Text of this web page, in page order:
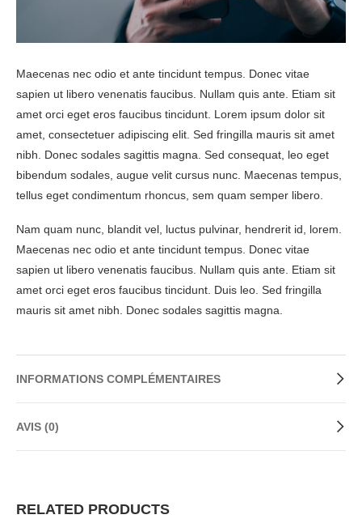
Maecenas nec odio et ante tincidunt tempus. Donec vitae
sapien ut libero venenatis faucibus. Nullam quis ante. Etiam sit
amet orci eget eros faucibus tincidunt. Lorem ipsum dolor sit
amet, consectetuer adipiscing elit. Sed fringilla mauris sit amet
nibh. Donec sodales sagittis magna. Sed consequat, leo eget
bibendum sodales, augue velit cursus nunc. Maecenas tempus,
tellus eget condimentum rhoncus, sem quam semper libero.
Nam quam nunc, blandit vel, luctus pulvinar, hendrerit id, lorem.
Maecenas nec odio et ante tincidunt tempus. Donec vitae
sapien ut libero venenatis faucibus. Nullam quis ante. Etiam sit
amet orci eget eros faucibus tincidunt. Duis leo. Sed fringilla
mauris sit amet nibh. Donec sodales sagittis magna.
INFORMATIONS COMPLÉMENTAIRES
AVIS (0)
RELATED PRODUCTS